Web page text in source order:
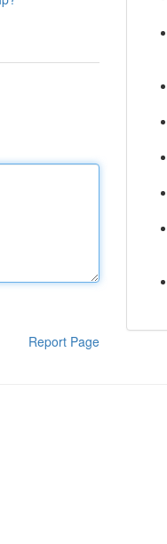
Report Page